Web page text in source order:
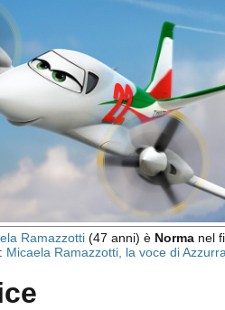
Ramazzotti(47 anni) è Normanel
Micaela Ramazzotti, la voce di